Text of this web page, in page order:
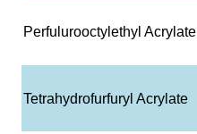
Perfulurooctylethyl Acrylate
Tetrahydrofurfuryl Acrylate